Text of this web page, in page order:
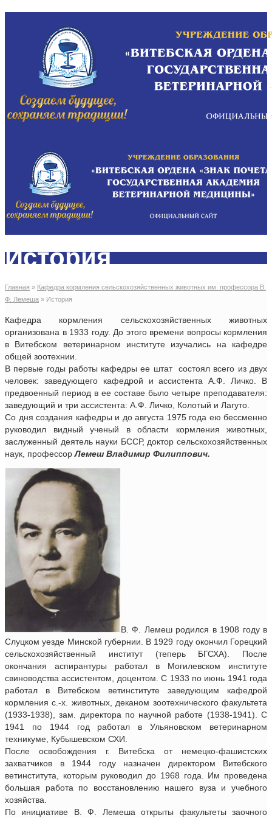
История
Главная » Кафедра кормления сельскохозяйственных животных им. профессора В.
Ф. Лемеша » История
Кафедра кормления сельскохозяйственных животных
организована в 1933 году. До этого времени вопросы кормления
в Витебском ветеринарном институте изучались на кафедре
общей зоотехнии.
В первые годы работы кафедры ее штат состоял всего из двух
человек: заведующего кафедрой и ассистента А.Ф. Личко. В
предвоенный период в ее составе было четыре преподавателя:
заведующий и три ассистента: А.Ф. Личко, Колотый и Лагуто.
Со дня создания кафедры и до августа 1975 года ею бессменно
руководил видный ученый в области кормления животных,
заслуженный деятель науки БССР, доктор сельскохозяйственных
наук, профессорЛемеш Владимир Филиппович.
В. Ф. Лемеш родился в 1908 году в
Слуцком уезде Минской губернии. В 1929 году окончил Горецкий
сельскохозяйственный институт (теперь БГСХА). После
окончания аспирантуры работал в Могилевском институте
свиноводства ассистентом, доцентом. С 1933 по июнь 1941 года
работал в Витебском ветинституте заведующим кафедрой
кормления с.-х. животных, деканом зоотехнического факультета
(1933-1938), зам. директора по научной работе (1938-1941). С
1941 по 1944 год работал в Ульяновском ветеринарном
техникуме, Кубышевском СХИ.
После освобождения г. Витебска от немецко-фашистских
захватчиков в 1944 году назначен директором Витебского
ветинститута, которым руководил до 1968 года. Им проведена
большая работа по восстановлению нашего вуза и учебного
хозяйства.
По инициативе В. Ф. Лемеша открыты факультеты заочного